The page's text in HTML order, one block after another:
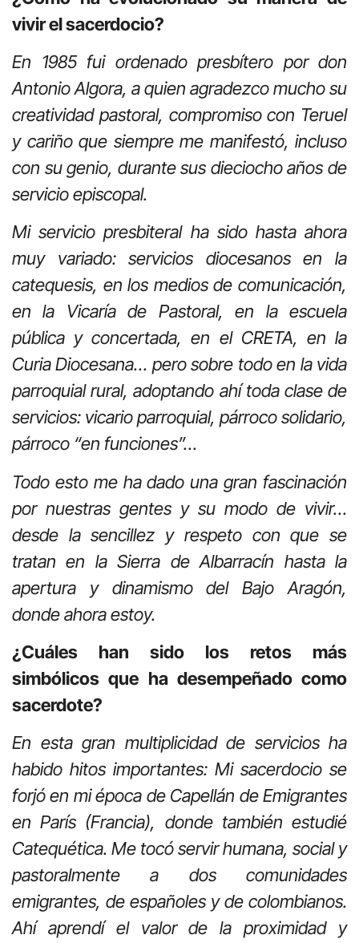
vivir el sacerdocio?
En 1985 fui ordenado presbítero por don
Antonio Algora, a quien agradezco mucho su
creatividad pastoral, compromiso con Teruel
y cariño que siempre me manifestó, incluso
con su genio, durante sus dieciocho años de
servicio episcopal.
Mi servicio presbiteral ha sido hasta ahora
muy variado: servicios diocesanos en la
catequesis, en los medios de comunicación,
en la Vicaría de Pastoral, en la escuela
pública y concertada, en el CRETA, en la
Curia Diocesana… pero sobre todo en la vida
parroquial rural, adoptando ahí toda clase de
servicios: vicario parroquial, párroco solidario,
párroco “en funciones”…
Todo esto me ha dado una gran fascinación
por nuestras gentes y su modo de vivir…
desde la sencillez y respeto con que se
tratan en la Sierra de Albarracín hasta la
apertura y dinamismo del Bajo Aragón,
donde ahora estoy.
¿Cuáles han sido los retos más
simbólicos que ha desempeñado como
sacerdote?
En esta gran multiplicidad de servicios ha
habido hitos importantes: Mi sacerdocio se
forjó en mi época de Capellán de Emigrantes
en París (Francia), donde también estudié
Catequética. Me tocó servir humana, social y
pastoralmente a dos comunidades
emigrantes, de españoles y de colombianos.
Ahí aprendí el valor de la proximidad y